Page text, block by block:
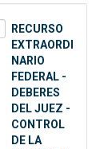
RECURSO
EXTRAORDI
NARIO
FEDERAL -
DEBERES
DEL JUEZ -
CONTROL
DE LA